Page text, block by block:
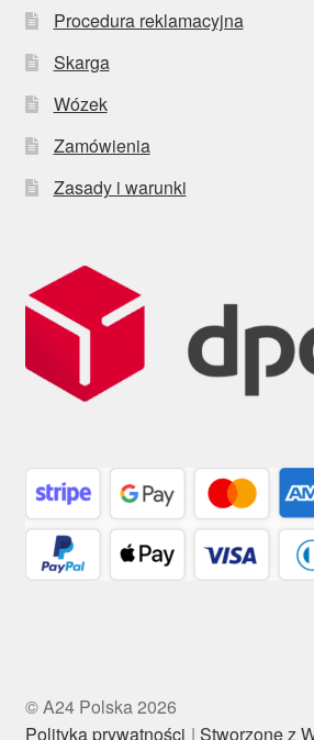
Procedura reklamacyjna
Skarga
Wózek
Zamówienia
Zasady i warunki
© A24 Polska 2026
Polityka prywatności
Stworzone z